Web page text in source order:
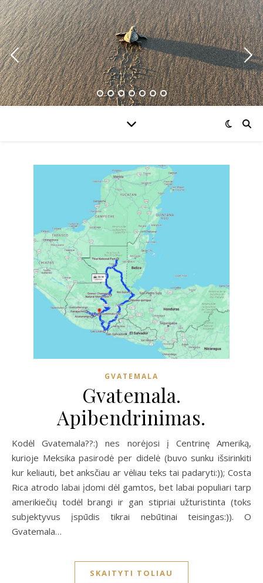
GVATEMALA
Gvatemala.
Apibendrinimas.
Kodėl Gvatemala??:) nes norėjosi į Centrinę Ameriką,
kurioje Meksika pasirodė per didelė (buvo sunku išsirinkiti
kur keliauti, bet anksčiau ar vėliau teks tai padaryti:)); Costa
Rica atrodo labai įdomi dėl gamtos, bet labai populiari tarp
amerikiečių todėl brangi ir gan stipriai užturistinta (toks
subjektyvus įspūdis tikrai nebūtinai teisingas:)). O
Gvatemala…
SKAITYTI TOLIAU